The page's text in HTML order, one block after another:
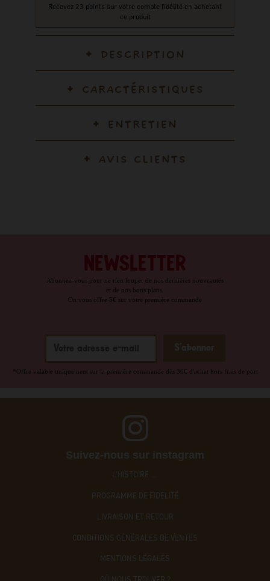
Recevez 23 points sur votre compte fidélité en achetant
ce produit
DESCRIPTION
CARACTÉRISTIQUES
ENTRETIEN
AVIS CLIENTS
Abonnez-vous pour ne rien louper de nos dernières nouveautés
et de nos bons plans.
On vous offre 5€ sur votre première commande
*Offre valable uniquement sur la première commande dès 30€ d'achat hors frais de port
Suivez-nous sur instagram
L'HISTOIRE ....
PROGRAMME DE FIDÉLITÉ
LIVRAISON ET RETOUR
CONDITIONS GÉNÉRALES DE VENTES
MENTIONS LÉGALES